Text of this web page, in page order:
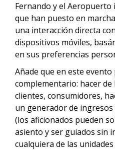
Fernando y el
que han puesto en
una interacción directa
dispositivos móviles,
en sus preferencias
Añade que en este
complementario: hacer de
clientes, consumidores,
un generador de
(los aficionados pueden
asiento y ser guiados sin
cualquiera de las